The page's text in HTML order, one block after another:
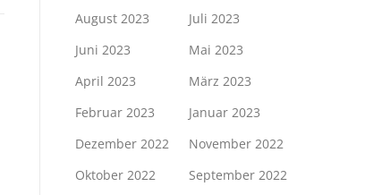
August 2023
Juli 2023
Juni 2023
Mai 2023
April 2023
März 2023
Februar 2023
Januar 2023
Dezember 2022
November 2022
Oktober 2022
September 2022